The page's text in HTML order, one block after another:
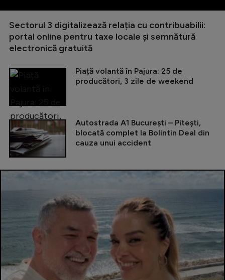
Sectorul 3 digitalizează relația cu contribuabilii:
portal online pentru taxe locale și semnătură
electronică gratuită
Piață volantă în Pajura: 25 de
producători, 3 zile de weekend
Autostrada A1 București – Pitești,
blocată complet la Bolintin Deal din
cauza unui accident